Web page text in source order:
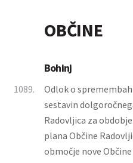
OBČINE
Bohinj
1089.
Odlok o
sestavin
Radovljica za
plana Občine
območje nove